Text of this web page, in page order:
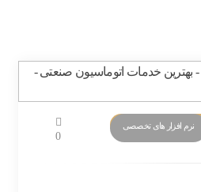
نرم افزار های تخصصی
0